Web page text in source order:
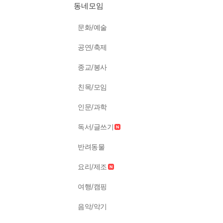
동네모임
문화/예술
공연/축제
종교/봉사
친목/모임
인문/과학
독서/글쓰기
반려동물
요리/제조
여행/캠핑
음악/악기